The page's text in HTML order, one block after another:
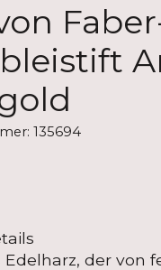
135694
Edelharz, der von